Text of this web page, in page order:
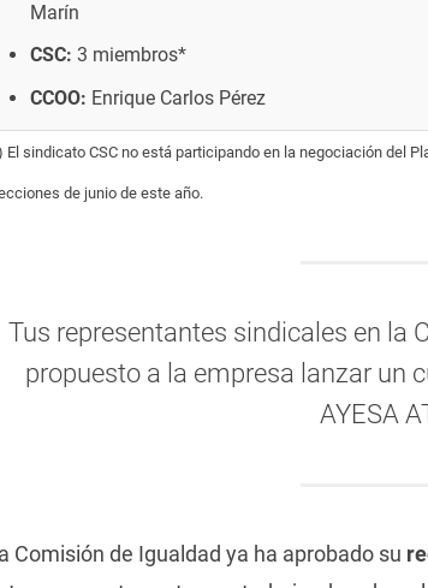
Marín
CSC: 3 miembros*
CCOO: Enrique Carlos Pérez
El sindicato CSC no está participando en la negociación del
de junio de este año.
Tus representantes sindicales en la
propuesto a la empresa lanzar un
AYESA
Comisión de Igualdad ya ha aprobado su